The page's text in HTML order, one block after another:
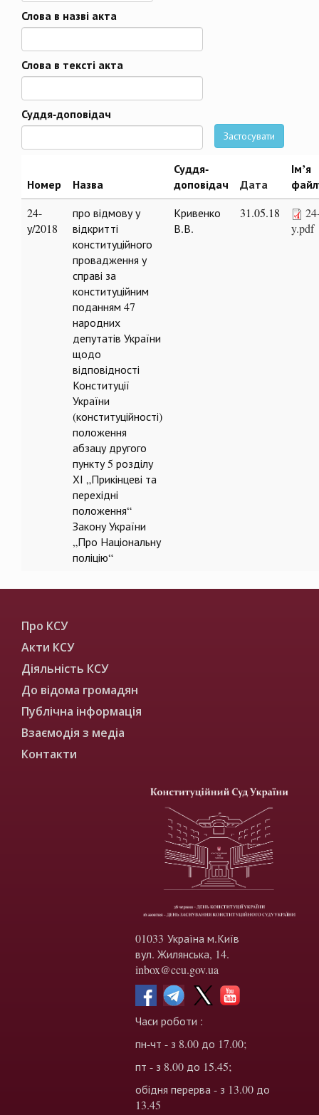
Дата
Слова в назві акта
Слова в тексті акта
Суддя-доповідач
Застосувати
Номер Назва
Суддя-
доповідач
Дата
Ім’я
24-
у/2018
про відмову у
відкритті
конституційного
провадження у
справі за
конституційним
поданням 47
народних
депутатів України
щодо
відповідності
Конституції
України
(конституційності)
положення
абзацу другого
пункту 5 розділу
ХІ „Прикінцеві та
перехідні
положення“
Закону України
„Про Національну
поліцію“
Кривенко
В.В.
31.05.18
y.pdf
Про КСУ
Акти КСУ
Діяльність КСУ
До відома громадян
Публічна інформація
Взаємодія з медіа
Контакти
01033 Україна м.Київ
вул. Жилянська, 14.
inbox@ccu.gov.ua
Часи роботи :
пн-чт - з 8.00 до 17.00;
пт - з 8.00 до 15.45;
обідня перерва - з 13.00 до
13.45